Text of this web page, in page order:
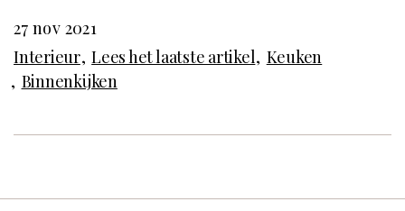
27 nov 2021
Interieur Lees het laatste artikel Keuken
Binnenkijken